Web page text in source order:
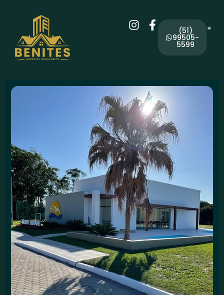
(51)
99505-
5599